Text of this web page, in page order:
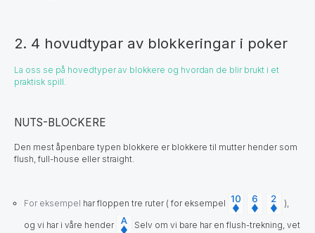
2. 4 hovudtypar av blokkeringar i poker
La oss se på hovedtyper av blokkere og hvordan de blir brukt i et
praktisk spill.
NUTS-BLOCKERE
Den mest åpenbare typen blokkere er blokkere til mutter hender som
flush, full-house eller straight.
For eksempel har floppen tre ruter ( for eksempel ),
og vi har i våre hender
Selv om vi bare har en flush-trekning, vet